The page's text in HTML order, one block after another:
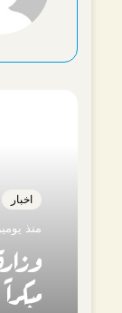
اخبار
منذ
مبكراً